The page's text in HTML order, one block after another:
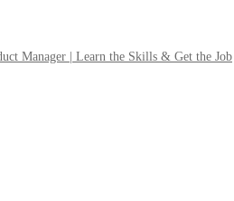
Manager | Learn the Skills & Get the Job